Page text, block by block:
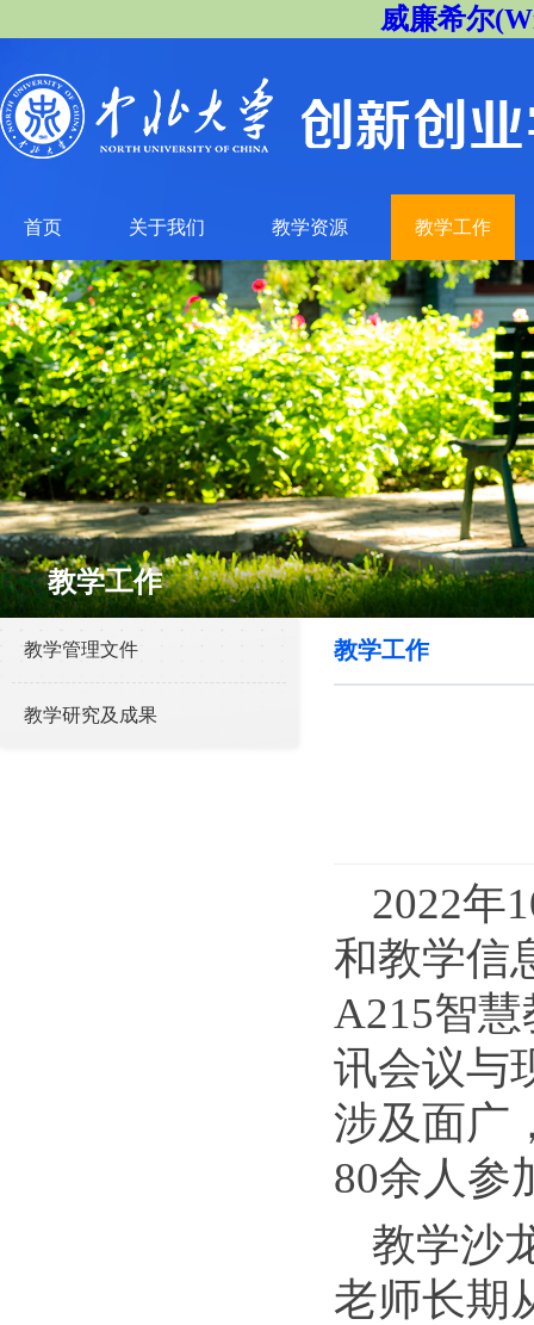
威廉希尔
首页 关于我们 教学资源 教学工作
教学工作
教学管理文件
教学研究及成果
教学工作
2022年
和教学信
A215智
讯会议与
涉及面广
80余人参
教学沙
老师长期